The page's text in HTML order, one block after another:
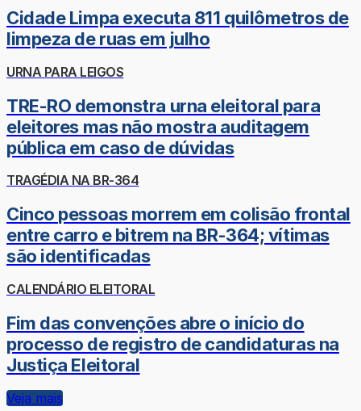
Cidade Limpa executa 811 quilômetros de
limpeza de ruas em julho
URNA PARA LEIGOS
TRE-RO demonstra urna eleitoral para
eleitores mas não mostra auditagem
pública em caso de dúvidas
TRAGÉDIA NA BR-364
Cinco pessoas morrem em colisão frontal
entre carro e bitrem na BR-364; vítimas
são identificadas
CALENDÁRIO ELEITORAL
Fim das convenções abre o início do
processo de registro de candidaturas na
Justiça Eleitoral
Veja mais